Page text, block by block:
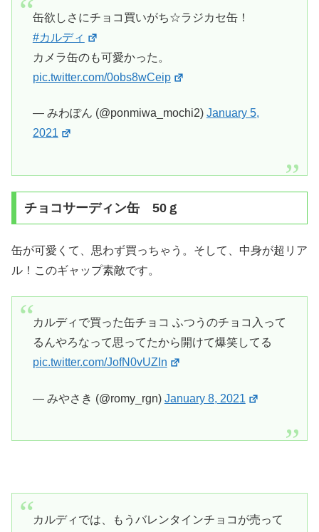
缶欲しさにチョコ買いがち☆ラジカセ缶！
#カルディ
カメラ缶のも可愛かった。
pic.twitter.com/0obs8wCeip
— みわぽん (@ponmiwa_mochi2) January 5,
2021
チョコサーディン缶 50ｇ
缶が可愛くて、思わず買っちゃう。そして、中身が超リア
ル！このギャップ素敵です。
カルディで買った缶チョコ ふつうのチョコ入って
るんやろなって思ってたから開けて爆笑してる
pic.twitter.com/JofN0vUZIn
— みやさき (@romy_rgn) January 8, 2021
カルディでは、もうバレンタインチョコが売って